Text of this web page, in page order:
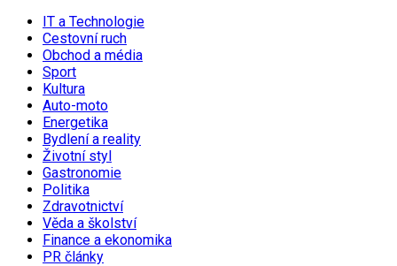
IT a Technologie
Cestovní ruch
Obchod a média
Sport
Kultura
Auto-moto
Energetika
Bydlení a reality
Životní styl
Gastronomie
Politika
Zdravotnictví
Věda a školství
Finance a ekonomika
PR články